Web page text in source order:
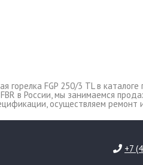
FGP 250/3 TL в
в России, мы занимаемся
осуществляем
+7